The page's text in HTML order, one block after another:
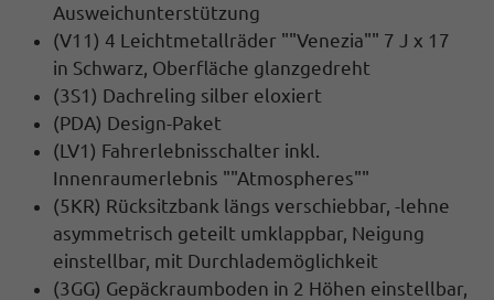
Ausweichunterstützung
(V11) 4 Leichtmetallräder ""Venezia"" 7 J x 17
in Schwarz, Oberfläche glanzgedreht
(3S1) Dachreling silber eloxiert
(PDA) Design-Paket
(LV1) Fahrerlebnisschalter inkl.
Innenraumerlebnis ""Atmospheres""
(5KR) Rücksitzbank längs verschiebbar, -lehne
asymmetrisch geteilt umklappbar, Neigung
einstellbar, mit Durchlademöglichkeit
(3GG) Gepäckraumboden in 2 Höhen einstellbar,